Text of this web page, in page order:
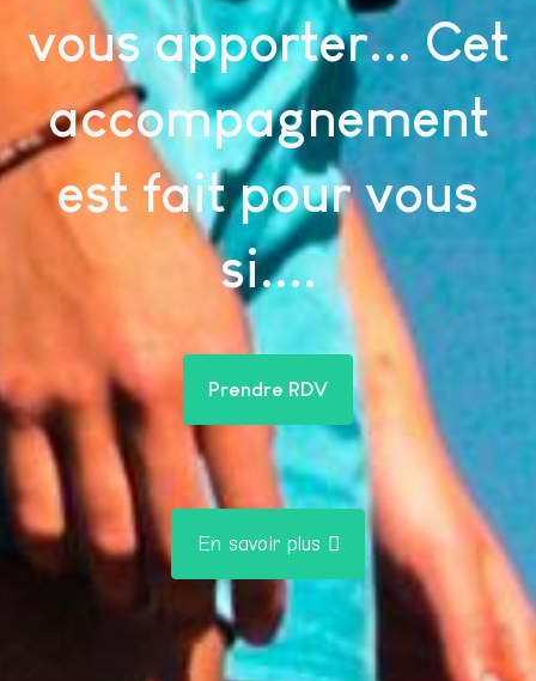
vous apporter... Cet
accompagnement
est fait pour vous
si....
Prendre RDV
En savoir plus